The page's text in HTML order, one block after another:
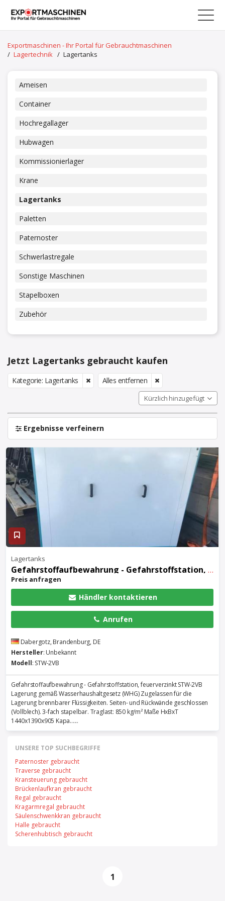
Exportmaschinen - Ihr Portal für Gebrauchtmaschinen
/ Lagertechnik / Lagertanks
Ameisen
Container
Hochregallager
Hubwagen
Kommissionierlager
Krane
Lagertanks
Paletten
Paternoster
Schwerlastregale
Sonstige Maschinen
Stapelboxen
Zubehör
Jetzt Lagertanks gebraucht kaufen
Kategorie: Lagertanks Alles entfernen
Kürzlich hinzugefügt
Ergebnisse verfeinern
Lagertanks
Gefahrstoffaufbewahrung - Gefahrstoffstation, feuerverzinkt STW-2VB
Preis anfragen
Händler kontaktieren
Anrufen
Dabergotz, Brandenburg, DE
Hersteller: Unbekannt
Modell: STW-2VB
Gefahrstoffaufbewahrung - Gefahrstoffstation, feuerverzinkt STW-2VB
Lagerung gemäß Wasserhaushaltgesetz (WHG) Zugelassen für die
Lagerung brennbarer Flüssigkeiten. Seiten- und Rückwände geschlossen
(Vollblech). 3-fach stapelbar. Traglast: 850 kg/m² Maße HxBxT
1440x1390x905 Kapa......
UNSERE TOP SUCHBEGRIFFE
Paternoster gebraucht
Traverse gebraucht
Kransteuerung gebraucht
Brückenlaufkran gebraucht
Regal gebraucht
Kragarmregal gebraucht
Säulenschwenkkran gebraucht
Halle gebraucht
Scherenhubtisch gebraucht
1